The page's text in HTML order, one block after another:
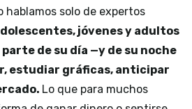
hablamos solo de expertos
jóvenes y adultos
de su día —y de su noche
estudiar gráficas, anticipar
Lo que para muchos